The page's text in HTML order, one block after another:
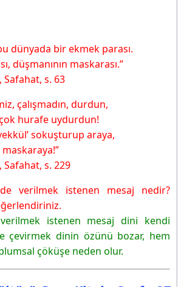
dünyada bir ekmek parası.
düşmanının maskarası.”
s. 63
çalışmadın, durdun,
hurafe uydurdun!
sokuşturup araya,
s. 229
verilmek istenen mesaj nedir?
istenen mesaj dini kendi
çevirmek dinin özünü bozar, hem
çöküşe neden olur.